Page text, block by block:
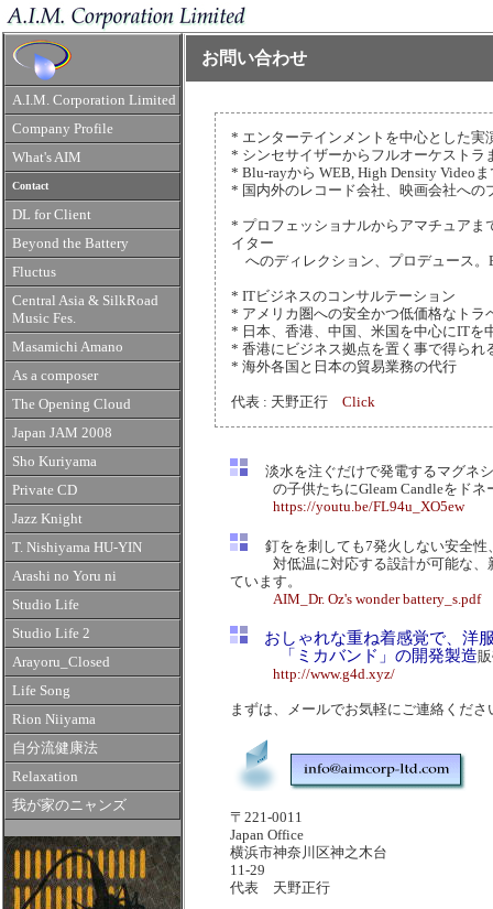
A.I.M. Corporation Limited
Company Profile
What's AIM
Contact
DL for Client
Beyond the Battery
Fluctus
Central Asia & SilkRoad
Music Fes.
Masamichi Amano
As a composer
The Opening Cloud
Japan JAM 2008
Sho Kuriyama
Private CD
Jazz Knight
T. Nishiyama HU-YIN
Arashi no Yoru ni
Studio Life
Studio Life 2
Arayoru_Closed
Life Song
Rion Niiyama
自分流健康法
Relaxation
我が家のニャンズ
お問い合わせ
* エンターテインメントを中心とした実
* シンセサイザーからフルオーケストラ
* Blu-rayから WEB, High Density Video
* 国内外のレコード会社、映画会社への
* プロフェッショナルからアマチュアま
イター
へのディレクション、プロデュース。
* ITビジネスのコンサルテーション
* アメリカ圏への安全かつ低価格なトラ
* 日本、香港、中国、米国を中心にITを
* 香港にビジネス拠点を置く事で得られ
* 海外各国と日本の貿易業務の代行
代表 : 天野正行 Click
淡水を注ぐだけで発電するマグネ
の子供たちにGleam Candleをドネ
https://youtu.be/FL94u_XO5ew
釘をを刺しても7発火しない安全性
対低温に対応する設計が可能な、新
ています。
AIM_Dr. Oz's wonder battery_s.pdf
おしゃれな重ね着感覚で、洋
「ミカバンド」の開発製造
http://www.g4d.xyz/
まずは、メールでお気軽にご連絡くださ
〒221-0011
Japan Office
横浜市神奈川区神之木台
11-29
代表 天野正行